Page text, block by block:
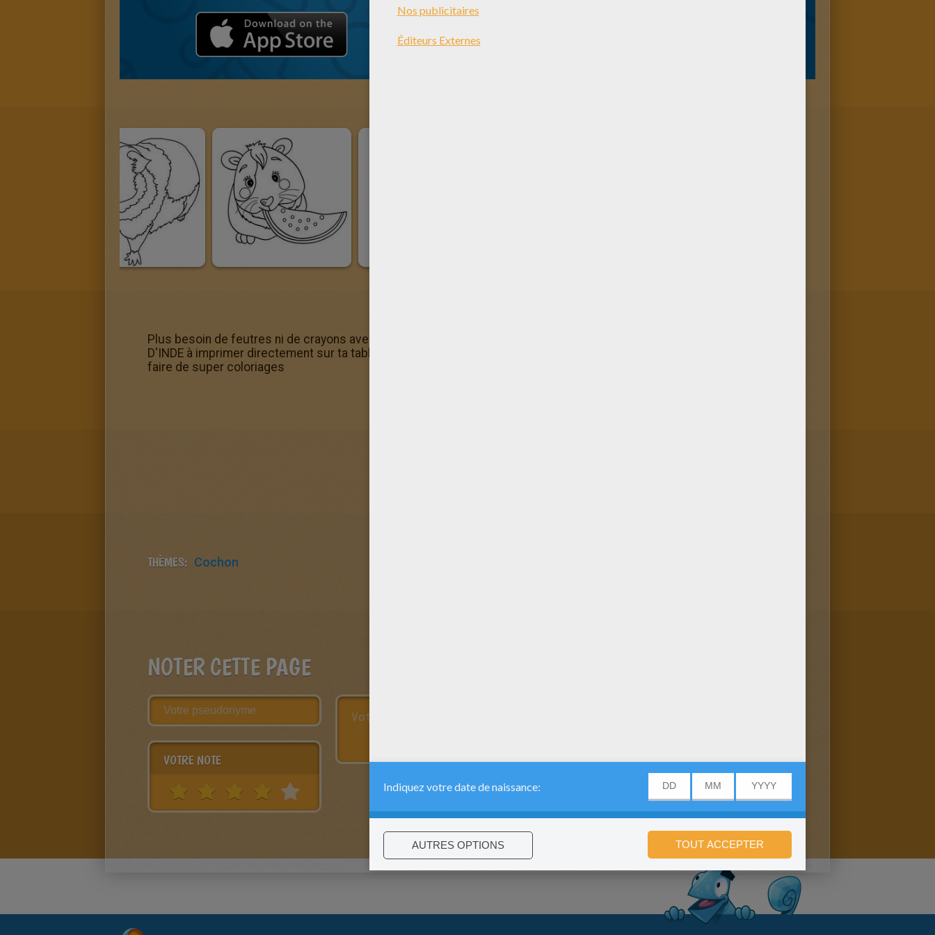
Plus besoin de feutres ni de crayons avec les coloriages en ligne d'Hellokids. Pour colorier le coloriage d'un COCHON
D'INDE à imprimer directement sur ta tablette ou ton ordinateur, rien de plus simple, la machine à colorier est là pour
faire de super coloriages
THÈMES: Cochon
NOTER CETTE PAGE
VOTRE NOTE